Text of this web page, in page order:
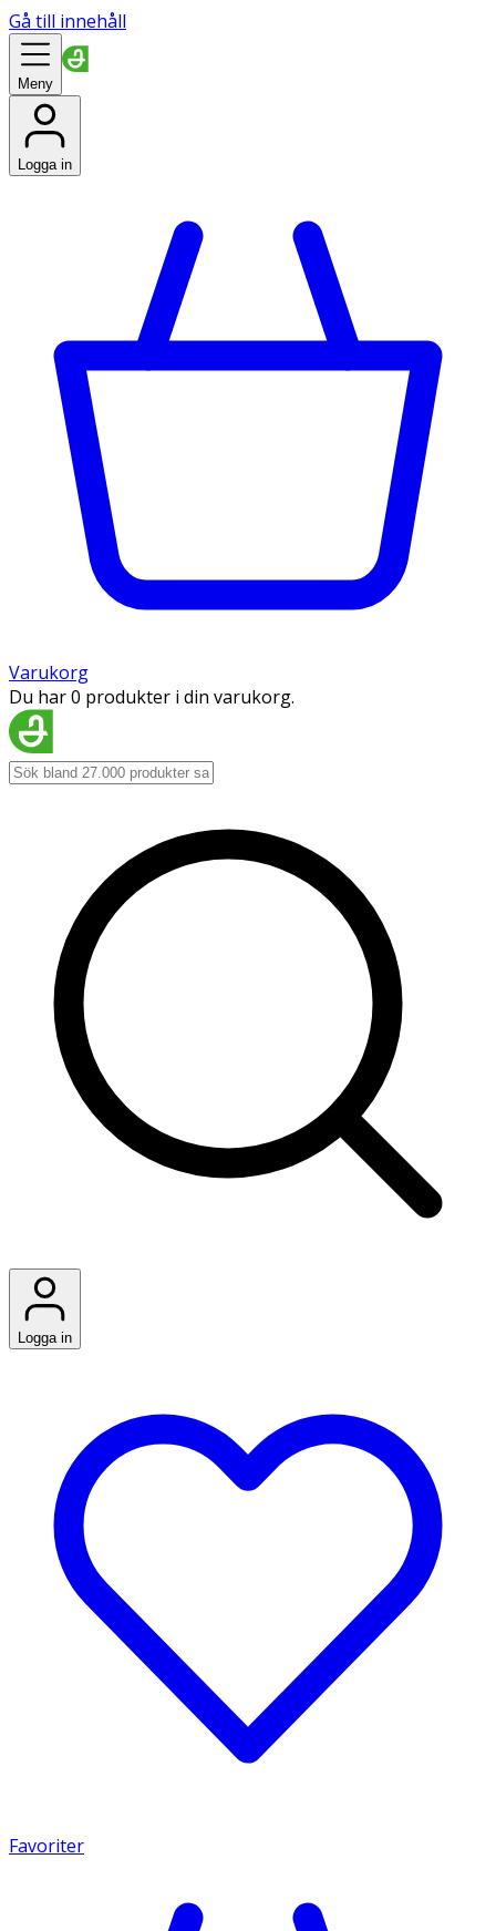
Gå till innehåll
Meny
Logga in
Varukorg
Du har 0 produkter i din varukorg.
Logga in
Favoriter